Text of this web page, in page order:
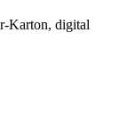
Karton, digital